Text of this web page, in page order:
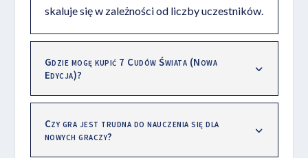
skaluje się w zależności od liczby uczestników.
Gdzie mogę kupić 7 Cudów Świata (Nowa
Edycja)?
Czy gra jest trudna do nauczenia się dla
nowych graczy?